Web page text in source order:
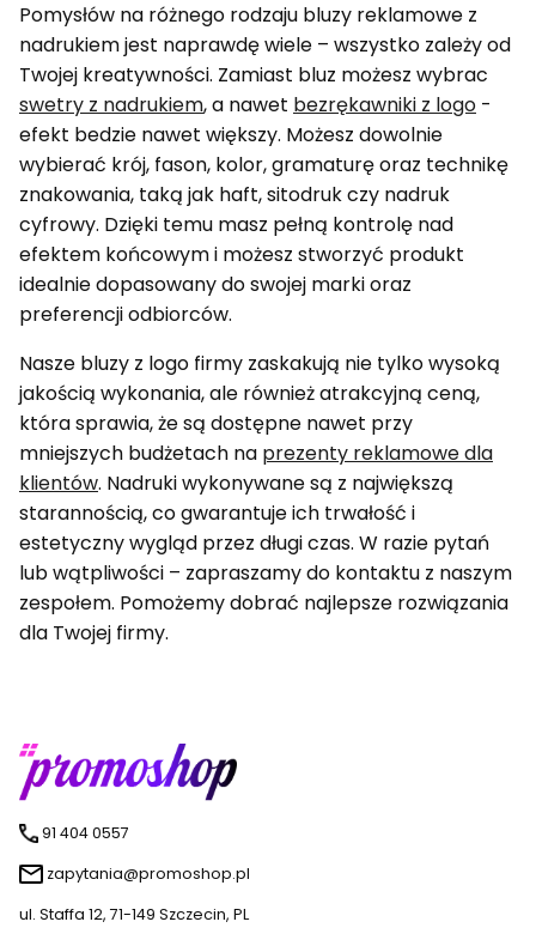
Pomysłów na różnego rodzaju bluzy reklamowe z
nadrukiem jest naprawdę wiele – wszystko zależy od
Twojej kreatywności. Zamiast bluz możesz wybrac
swetry z nadrukiem, a nawet bezrękawniki z logo -
efekt bedzie nawet większy. Możesz dowolnie
wybierać krój, fason, kolor, gramaturę oraz technikę
znakowania, taką jak haft, sitodruk czy nadruk
cyfrowy. Dzięki temu masz pełną kontrolę nad
efektem końcowym i możesz stworzyć produkt
idealnie dopasowany do swojej marki oraz
preferencji odbiorców.
Nasze bluzy z logo firmy zaskakują nie tylko wysoką
jakością wykonania, ale również atrakcyjną ceną,
która sprawia, że są dostępne nawet przy
mniejszych budżetach na prezenty reklamowe dla
klientów. Nadruki wykonywane są z największą
starannością, co gwarantuje ich trwałość i
estetyczny wygląd przez długi czas. W razie pytań
lub wątpliwości – zapraszamy do kontaktu z naszym
zespołem. Pomożemy dobrać najlepsze rozwiązania
dla Twojej firmy.
91 404 0557
zapytania@promoshop.pl
ul. Staffa 12, 71-149 Szczecin, PL